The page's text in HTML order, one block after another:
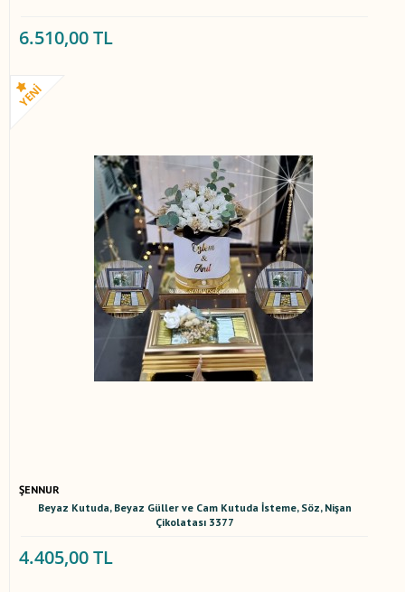
6.510,00 TL
ŞENNUR
Beyaz Kutuda, Beyaz Güller ve Cam Kutuda İsteme, Söz, Nişan
Çikolatası 3377
4.405,00 TL